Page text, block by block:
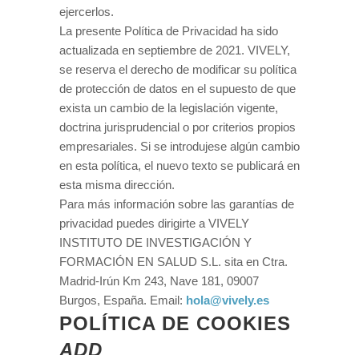
ejercerlos.
La presente Política de Privacidad ha sido
actualizada en septiembre de 2021. VIVELY,
se reserva el derecho de modificar su política
de protección de datos en el supuesto de que
exista un cambio de la legislación vigente,
doctrina jurisprudencial o por criterios propios
empresariales. Si se introdujese algún cambio
en esta política, el nuevo texto se publicará en
esta misma dirección.
Para más información sobre las garantías de
privacidad puedes dirigirte a VIVELY
INSTITUTO DE INVESTIGACIÓN Y
FORMACIÓN EN SALUD S.L. sita en Ctra.
Madrid-Irún Km 243, Nave 181, 09007
Burgos, España. Email: hola@vively.es
POLÍTICA DE COOKIES
ADD